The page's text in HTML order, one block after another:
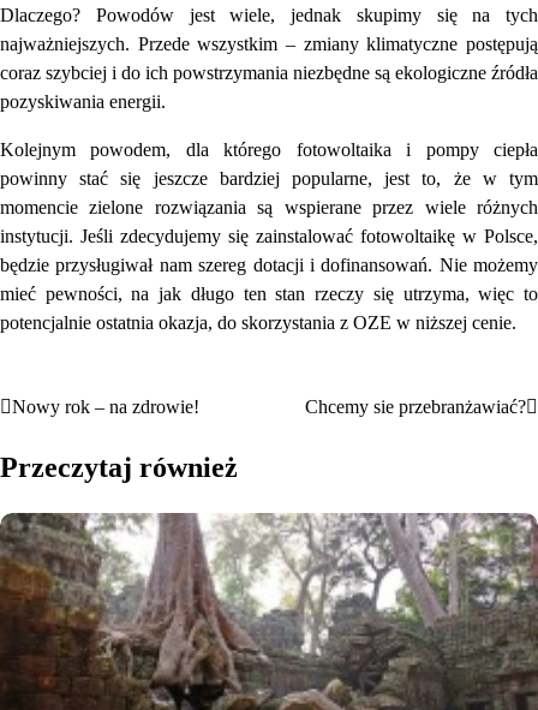
Dlaczego? Powodów jest wiele, jednak skupimy się na tych
najważniejszych. Przede wszystkim – zmiany klimatyczne postępują
coraz szybciej i do ich powstrzymania niezbędne są ekologiczne źródła
pozyskiwania energii.
Kolejnym powodem, dla którego fotowoltaika i pompy ciepła
powinny stać się jeszcze bardziej popularne, jest to, że w tym
momencie zielone rozwiązania są wspierane przez wiele różnych
instytucji. Jeśli zdecydujemy się zainstalować fotowoltaikę w Polsce,
będzie przysługiwał nam szereg dotacji i dofinansowań. Nie możemy
mieć pewności, na jak długo ten stan rzeczy się utrzyma, więc to
potencjalnie ostatnia okazja, do skorzystania z OZE w niższej cenie.
Nawigacja
wpisu
Nowy rok – na zdrowie! Chcemy sie przebranżawiać?
Przeczytaj również